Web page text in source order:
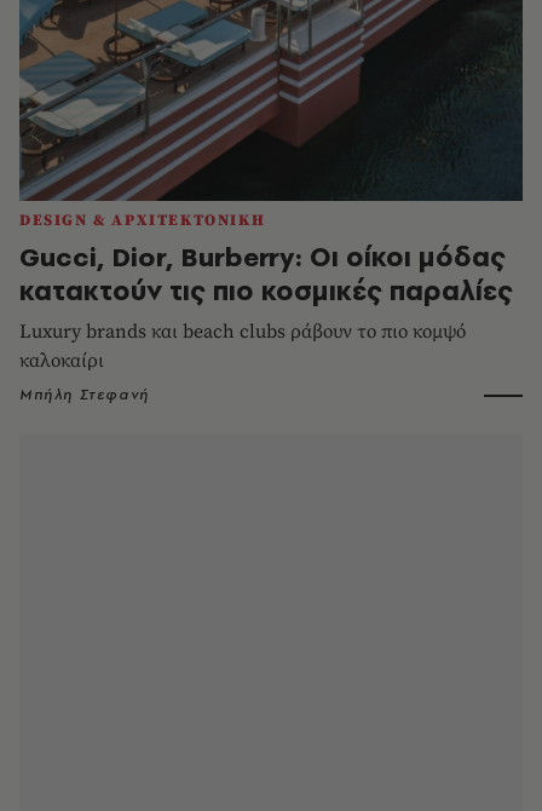
DESIGN & ΑΡΧΙΤΕΚΤΟΝΙΚΗ
Gucci, Dior, Burberry: Οι οίκοι μόδας
κατακτούν τις πιο κοσμικές παραλίες
Luxury brands και beach clubs ράβουν το πιο κομψό
καλοκαίρι
Μπήλη Στεφανή